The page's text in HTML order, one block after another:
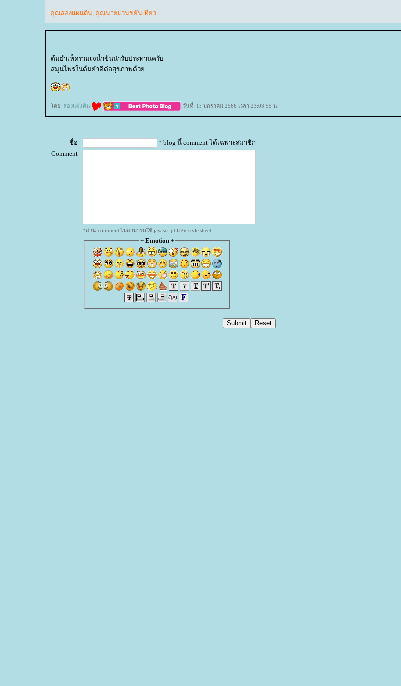
คุณสองแผ่นดิน, คุณนายแว่นขยันเที่ยว
ต้มยำเห็ดรวมเจน้ำข้นน่ารับประทานครับ
สมุนไพรในต้มยำดีต่อสุขภาพด้ว
ดย: สองแผ่นดิน วันที่: 15 มกราคม 2566 เวลา:23:03:55 น.
ชื่อ :
* blog นี้ comment ได้เฉพาะสมาชิก
Comment :
*ส่วน comment ไม่สามารถใช้ javascript และ style sheet
+ Emotion+